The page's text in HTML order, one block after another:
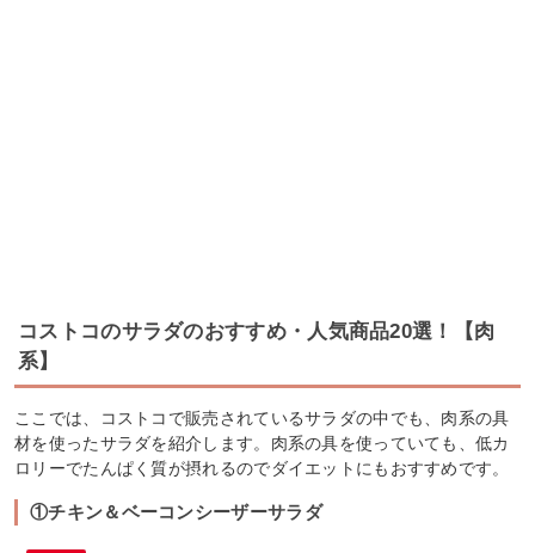
コストコのサラダのおすすめ・人気商品20選！【肉
系】
ここでは、コストコで販売されているサラダの中でも、肉系の具
材を使ったサラダを紹介します。肉系の具を使っていても、低カ
ロリーでたんぱく質が摂れるのでダイエットにもおすすめです。
①チキン＆ベーコンシーザーサラダ